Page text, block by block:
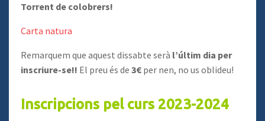
Torrent de colobrers!
Carta natura
Remarquem que aquest dissabte serà l’últim dia per
inscriure-se!! El preu és de 3€ per nen, no us oblideu!
Inscripcions pel curs 2023-2024